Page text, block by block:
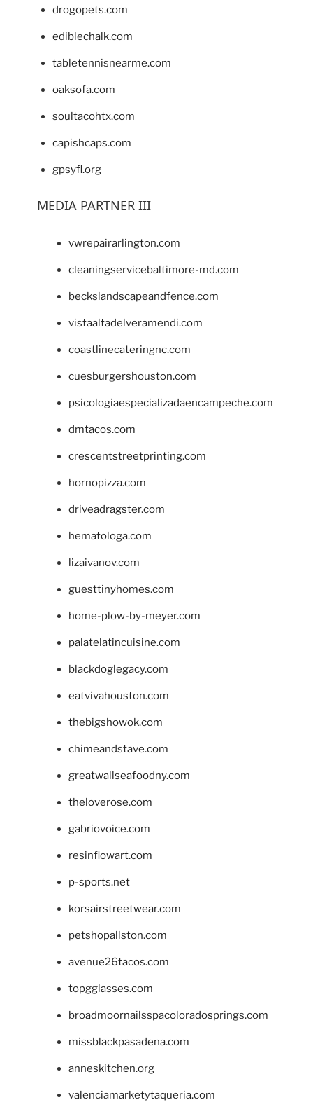
drogopets.com
ediblechalk.com
tabletennisnearme.com
oaksofa.com
soultacohtx.com
capishcaps.com
gpsyfl.org
MEDIA PARTNER III
vwrepairarlington.com
cleaningservicebaltimore-md.com
beckslandscapeandfence.com
vistaaltadelveramendi.com
coastlinecateringnc.com
cuesburgershouston.com
psicologiaespecializadaencampeche.com
dmtacos.com
crescentstreetprinting.com
hornopizza.com
driveadragster.com
hematologa.com
lizaivanov.com
guesttinyhomes.com
home-plow-by-meyer.com
palatelatincuisine.com
blackdoglegacy.com
eatvivahouston.com
thebigshowok.com
chimeandstave.com
greatwallseafoodny.com
theloverose.com
gabriovoice.com
resinflowart.com
p-sports.net
korsairstreetwear.com
petshopallston.com
avenue26tacos.com
topgglasses.com
broadmoornailsspacoloradosprings.com
missblackpasadena.com
anneskitchen.org
valenciamarketytaqueria.com